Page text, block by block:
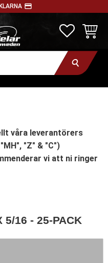
KLARNA payment
våra leverantörers
"Z" & "C")
vi att ni ringer
5/16 - 25-PACK